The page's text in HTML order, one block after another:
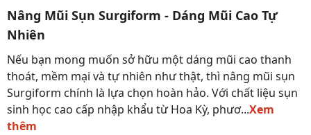
Nâng Mũi Sụn Surgiform - Dáng Mũi Cao Tự
Nhiên
Nếu bạn mong muốn sở hữu một dáng mũi cao thanh
thoát, mềm mại và tự nhiên như thật, thì nâng mũi sụn
Surgiform chính là lựa chọn hoàn hảo. Với chất liệu sụn
sinh học cao cấp nhập khẩu từ Hoa Kỳ, phươ...Xem
thêm